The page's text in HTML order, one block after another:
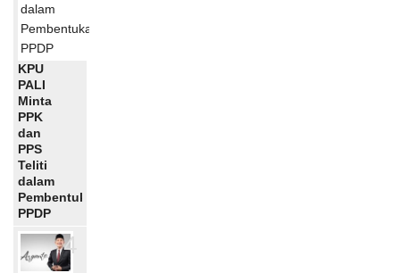
KPU
PALI
Minta
PPK
dan
PPS
Teliti
dalam
Pembentukan
PPDP
4